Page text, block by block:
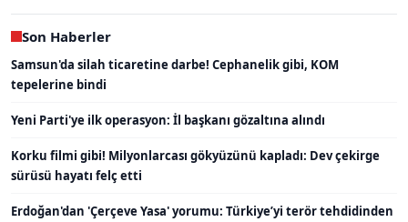
Son Haberler
Samsun'da silah ticaretine darbe! Cephanelik gibi, KOM
tepelerine bindi
Yeni Parti'ye ilk operasyon: İl başkanı gözaltına alındı
Korku filmi gibi! Milyonlarcası gökyüzünü kapladı: Dev çekirge
sürüsü hayatı felç etti
Erdoğan'dan 'Çerçeve Yasa' yorumu: Türkiye’yi terör tehdidinden